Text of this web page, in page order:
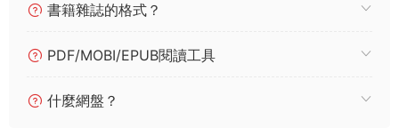
書籍雜誌的格式？
PDF/MOBI/EPUB閱讀工具
什麼網盤？